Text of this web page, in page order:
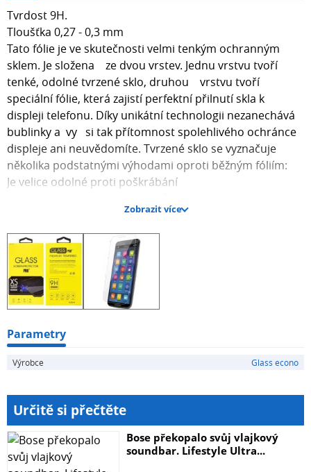
Tvrdost 9H.
Tloušťka 0,27 - 0,3 mm
Tato fólie je ve skutečnosti velmi tenkým ochranným
sklem. Je složena ze dvou vrstev. Jednu vrstvu tvoří
tenké, odolné tvrzené sklo, druhou vrstvu tvoří
speciální fólie, která zajistí perfektní přilnutí skla k
displeji telefonu. Díky unikátní technologii nezanechává
bublinky a vy si tak přítomnost spolehlivého ochránce
displeje ani neuvědomíte. Tvrzené sklo se vyznačuje
několika podstatnými výhodami oproti běžným fóliím:
Je velice odolné proti poškrábání
Vyhlazuje a zaceluje již poškrábaný displej
Tlumí nárazy na display a tím ho chrání, při nárazu se
neroztříští, ale vytvoří pavučinu jako automobilová skla
a rozprostře energii nárazu
Lze opětovně sejmout a znovu použít
Balení obsahuje:
1x vlhčená útěrka
1x leštící útěrka
Zobrazit více
Parametry
Výrobce Glass econo
Určitě si přečtěte
Bose překopalo svůj vlajkový
soundbar. Lifestyle Ultra...